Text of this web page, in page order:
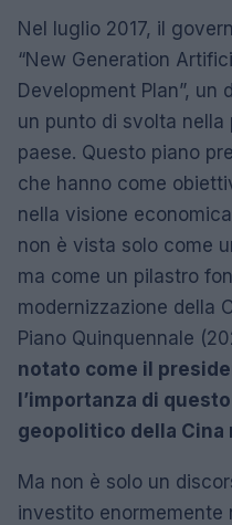
Nel luglio 2017, il
“New Generation
Development Plan”,
un punto di svolta
paese. Questo piano
che hanno come
nella visione
non è vista solo come
ma come un pilastro
modernizzazione della
Piano Quinquennale
notato come il
l’importanza di
geopolitico della Cina
Ma non è solo un
investito enormemente